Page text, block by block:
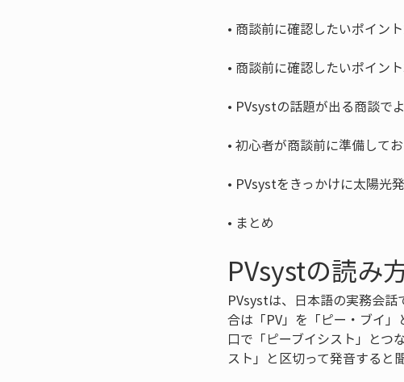
•
•
•
•
•
• まとめ
PVsystの読み
PVsystは、日本語の実務会
合は「PV」を「ピー・ブイ
口で「ピーブイシスト」とつ
スト」と区切って発音すると